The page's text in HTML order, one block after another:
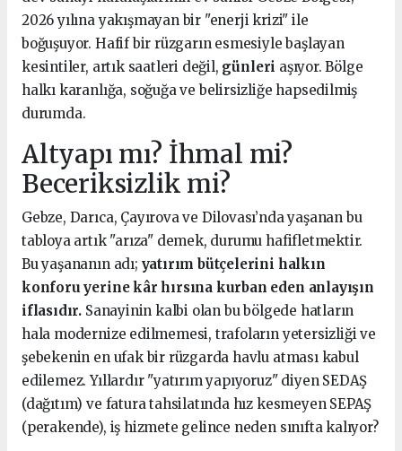
2026 yılına yakışmayan bir "enerji krizi" ile
boğuşuyor. Hafif bir rüzgarın esmesiyle başlayan
kesintiler, artık saatleri değil, günleri aşıyor. Bölge
halkı karanlığa, soğuğa ve belirsizliğe hapsedilmiş
durumda.
Altyapı mı? İhmal mi?
Beceriksizlik mi?
Gebze, Darıca, Çayırova ve Dilovası’nda yaşanan bu
tabloya artık "arıza" demek, durumu hafifletmektir.
Bu yaşananın adı; yatırım bütçelerini halkın
konforu yerine kâr hırsına kurban eden anlayışın
iflasıdır. Sanayinin kalbi olan bu bölgede hatların
hala modernize edilmemesi, trafoların yetersizliği ve
şebekenin en ufak bir rüzgarda havlu atması kabul
edilemez. Yıllardır "yatırım yapıyoruz" diyen SEDAŞ
(dağıtım) ve fatura tahsilatında hız kesmeyen SEPAŞ
(perakende), iş hizmete gelince neden sınıfta kalıyor?